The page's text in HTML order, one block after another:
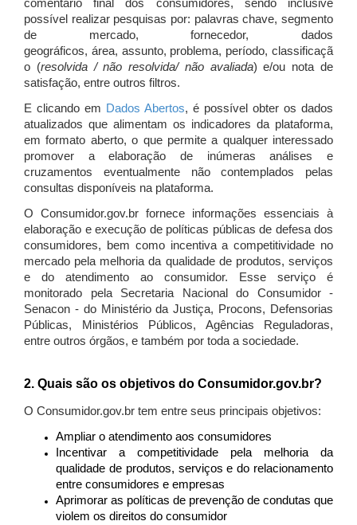
comentário final dos consumidores, sendo inclusive
possível realizar pesquisas por: palavras chave, segmento
de mercado, fornecedor, dados
geográficos, área, assunto, problema, período, classificaçã
o (resolvida / não resolvida/ não avaliada) e/ou nota de
satisfação, entre outros filtros.
E clicando em Dados Abertos, é possível obter os dados
atualizados que alimentam os indicadores da plataforma,
em formato aberto, o que permite a qualquer interessado
promover a elaboração de inúmeras análises e
cruzamentos eventualmente não contemplados pelas
consultas disponíveis na plataforma.
O Consumidor.gov.br fornece informações essenciais à
elaboração e execução de políticas públicas de defesa dos
consumidores, bem como incentiva a competitividade no
mercado pela melhoria da qualidade de produtos, serviços
e do atendimento ao consumidor. Esse serviço é
monitorado pela Secretaria Nacional do Consumidor -
Senacon - do Ministério da Justiça, Procons, Defensorias
Públicas, Ministérios Públicos, Agências Reguladoras,
entre outros órgãos, e também por toda a sociedade.
2. Quais são os objetivos do Consumidor.gov.br?
O Consumidor.gov.br tem entre seus principais objetivos:
Ampliar o atendimento aos consumidores
Incentivar a competitividade pela melhoria da
qualidade de produtos, serviços e do relacionamento
entre consumidores e empresas
Aprimorar as políticas de prevenção de condutas que
violem os direitos do consumidor